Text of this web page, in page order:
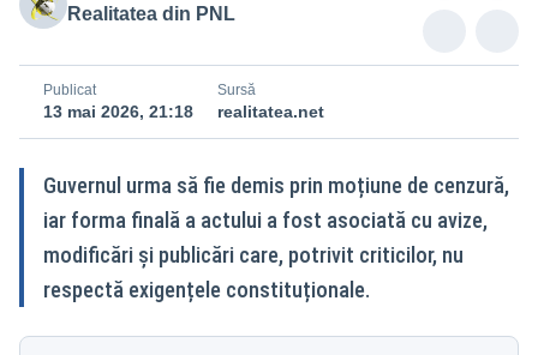
Realitatea din PNL
Publicat
13 mai 2026, 21:18
Sursă
realitatea.net
Guvernul urma să fie demis prin moțiune de cenzură,
iar forma finală a actului a fost asociată cu avize,
modificări și publicări care, potrivit criticilor, nu
respectă exigențele constituționale.